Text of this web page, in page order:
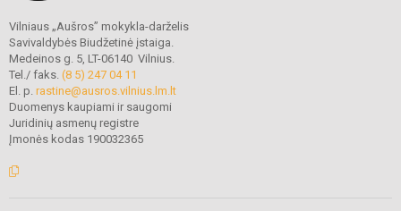
Vilniaus „Aušros” mokykla-darželis
Savivaldybės Biudžetinė įstaiga.
Medeinos g. 5, LT-06140 Vilnius.
Tel./ faks. (8 5) 247 04 11
El. p. rastine@ausros.vilnius.lm.lt
Duomenys kaupiami ir saugomi
Juridinių asmenų registre
Įmonės kodas 190032365